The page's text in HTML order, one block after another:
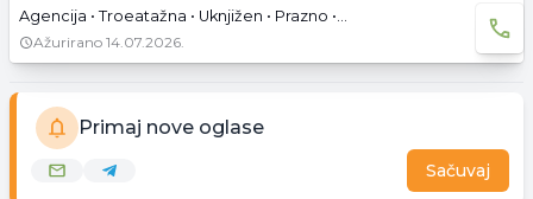
Agencija • Troeatažna • Uknjižen • Prazno • Garaža
Ažurirano 14.07.2026.
Primaj nove oglase
Sačuvaj